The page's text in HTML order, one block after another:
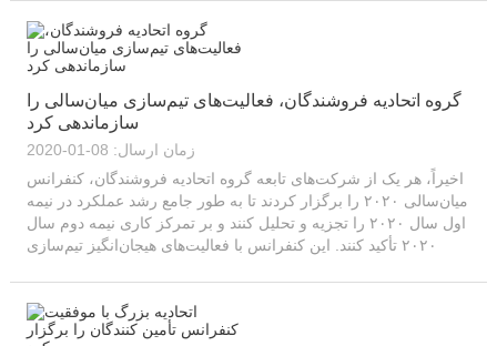
گروه اتحادیه فروشندگان، فعالیت‌های تیم‌سازی میان‌سالی را
سازماندهی کرد
زمان ارسال: 08-01-2020
اخیراً، هر یک از شرکت‌های تابعه گروه اتحادیه فروشندگان، کنفرانس
میان‌سالی ۲۰۲۰ را برگزار کردند تا به طور جامع رشد عملکرد در نیمه
اول سال ۲۰۲۰ را تجزیه و تحلیل کنند و بر تمرکز کاری نیمه دوم سال
۲۰۲۰ تأکید کنند. این کنفرانس با فعالیت‌های هیجان‌انگیز تیم‌سازی